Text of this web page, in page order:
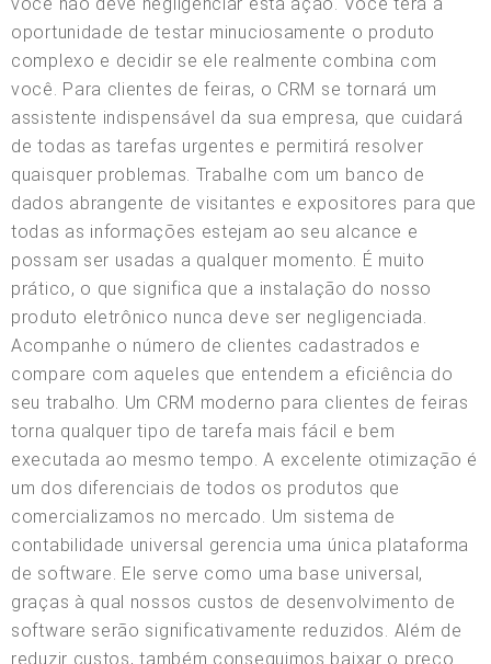
você não deve negligenciar esta ação. Você terá a
oportunidade de testar minuciosamente o produto
complexo e decidir se ele realmente combina com
você. Para clientes de feiras, o CRM se tornará um
assistente indispensável da sua empresa, que cuidará
de todas as tarefas urgentes e permitirá resolver
quaisquer problemas. Trabalhe com um banco de
dados abrangente de visitantes e expositores para que
todas as informações estejam ao seu alcance e
possam ser usadas a qualquer momento. É muito
prático, o que significa que a instalação do nosso
produto eletrônico nunca deve ser negligenciada.
Acompanhe o número de clientes cadastrados e
compare com aqueles que entendem a eficiência do
seu trabalho. Um CRM moderno para clientes de feiras
torna qualquer tipo de tarefa mais fácil e bem
executada ao mesmo tempo. A excelente otimização é
um dos diferenciais de todos os produtos que
comercializamos no mercado. Um sistema de
contabilidade universal gerencia uma única plataforma
de software. Ele serve como uma base universal,
graças à qual nossos custos de desenvolvimento de
software serão significativamente reduzidos. Além de
reduzir custos, também conseguimos baixar o preço